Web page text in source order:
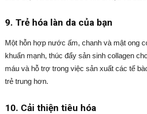
9. Trẻ hóa làn da của bạn
Một hỗn hợp nước ấm, chanh và mật ong
khuẩn mạnh, thúc đẩy sản sinh collagen
máu và hỗ trợ trong việc sản xuất các tế
trẻ trung hơn.
10. Cải thiện tiêu hóa